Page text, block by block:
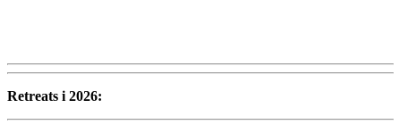
Retreats i 2026: